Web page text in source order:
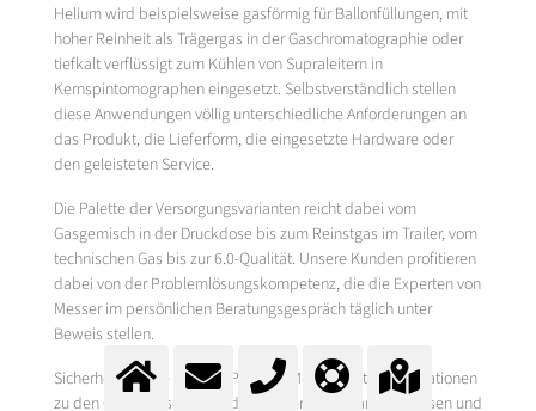
Helium wird beispielsweise gasförmig für Ballonfüllungen, mit
hoher Reinheit als Trägergas in der Gaschromatographie oder
tiefkalt verflüssigt zum Kühlen von Supraleitern in
Kernspintomographen eingesetzt. Selbstverständlich stellen
diese Anwendungen völlig unterschiedliche Anforderungen an
das Produkt, die Lieferform, die eingesetzte Hardware oder
den geleisteten Service.
Die Palette der Versorgungsvarianten reicht dabei vom
Gasgemisch in der Druckdose bis zum Reinstgas im Trailer, vom
technischen Gas bis zur 6.0-Qualität. Unsere Kunden profitieren
dabei von der Problemlösungskompetenz, die die Experten von
Messer im persönlichen Beratungsgespräch täglich unter
Beweis stellen.
Sicherheit hat die höchste Priorität. Messer bietet Informationen
zu den Gaseigenschaften, dem sicheren Umgang mit Gasen und